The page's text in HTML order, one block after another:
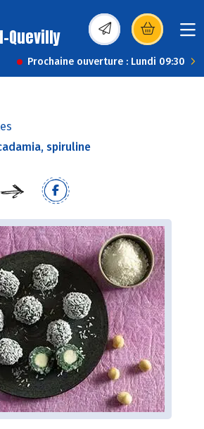
Quevilly (s’ouvre dans une
Prochaine ouverture : Lundi 09:30
spiruline